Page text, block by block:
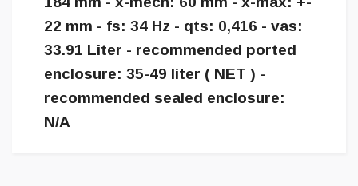
22 mm - fs: 34 Hz - qts: 0,416 - vas:
33.91 Liter - recommended ported
enclosure: 35-49 liter ( NET ) -
recommended sealed enclosure:
N/A